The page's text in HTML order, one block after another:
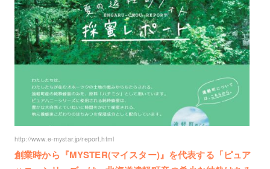
http://www.e-mystar.jp/report.html
創業時から『MYSTER(マイスター)』を代表する「ピュア